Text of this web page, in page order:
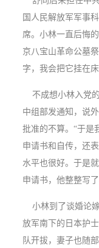
国人民解放军军事
席。小林一直后悔
京八宝山革命公墓
字，我会把它挂在
不成想小林入党的
中组部发通知，说
批准的不算。“于是
申请书和自传，还
水平也很好。于是
申请书，他整整写了
小林到了谈婚论
放军南下的日本护
队开拔，妻子也随